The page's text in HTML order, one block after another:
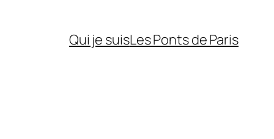
Qui je suisLes Ponts de Paris